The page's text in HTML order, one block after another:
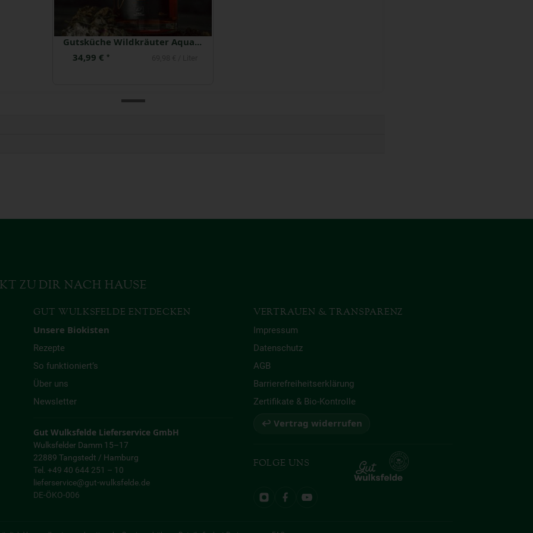
Gutsküche Wildkräuter Aquavit
34,99 € *
ZU DIR NACH HAUSE
GUT WULKSFELDE ENTDECKEN
Unsere Biokisten
Rezepte
So funktioniert’s
Über uns
Newsletter
Gut Wulksfelde Lieferservice GmbH
Wulksfelder Damm 15–17
22889 Tangstedt / Hamburg
Tel. +49 40 644 251 – 10
lieferservice@gut-wulksfelde.de
DE-ÖKO-006
VERTRAUEN & TRANSPARENZ
Impressum
Datenschutz
AGB
Barrierefreiheitserklärung
Zertifikate & Bio-Kontrolle
↩ Vertrag widerrufen
FOLGE UNS